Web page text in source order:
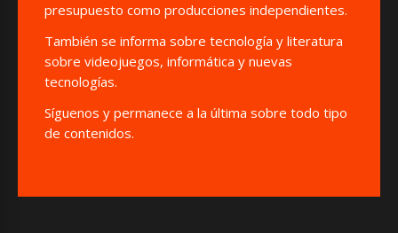
presupuesto como producciones independientes.
También se informa sobre tecnología y literatura
sobre videojuegos, informática y nuevas
tecnologías.
Síguenos y permanece a la última sobre todo tipo
de contenidos.